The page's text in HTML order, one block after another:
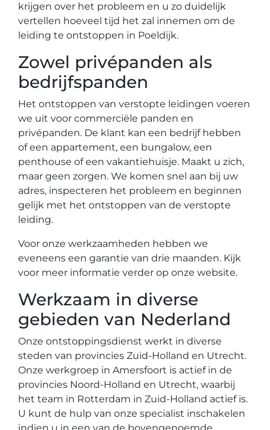
krijgen over het probleem en u zo duidelijk
vertellen hoeveel tijd het zal innemen om de
leiding te ontstoppen in Poeldijk.
Zowel privépanden als
bedrijfspanden
Het ontstoppen van verstopte leidingen voeren
we uit voor commerciële panden en
privépanden. De klant kan een bedrijf hebben
of een appartement, een bungalow, een
penthouse of een vakantiehuisje. Maakt u zich,
maar geen zorgen. We komen snel aan bij uw
adres, inspecteren het probleem en beginnen
gelijk met het ontstoppen van de verstopte
leiding.
Voor onze werkzaamheden hebben we
eveneens een garantie van drie maanden. Kijk
voor meer informatie verder op onze website.
Werkzaam in diverse
gebieden van Nederland
Onze ontstoppingsdienst werkt in diverse
steden van provincies Zuid-Holland en Utrecht.
Onze werkgroep in Amersfoort is actief in de
provincies Noord-Holland en Utrecht, waarbij
het team in Rotterdam in Zuid-Holland actief is.
U kunt de hulp van onze specialist inschakelen